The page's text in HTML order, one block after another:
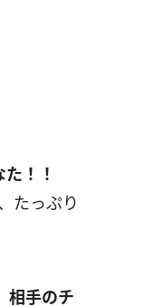
！！
たっぷり
相手のチ